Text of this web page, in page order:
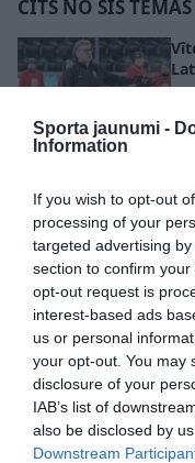
Sporta jaunumi -
Information
If you wish to opt-out
processing of your
targeted advertising
section to confirm
opt-out request is
interest-based ads
us or personal
your opt-out. You may
disclosure of your
IAB’s list of
also be disclosed by
Downstream
CITS NO ŠĪS TĒMAS